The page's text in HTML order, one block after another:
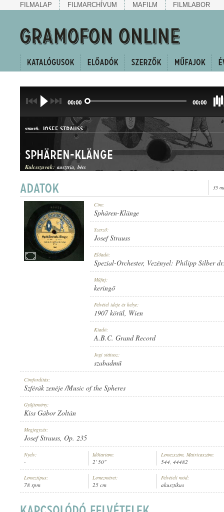
FILMALAP FILMARCHÍVUM MAFILM FILMLABOR
00:00 00:00
SPEZIAL-ORCHESTER, VEZÉNYEL: PHILIPP SILBER DR.
SZERZŐ: JOSEF STRAUSS
KERINGŐ
A.B.C. GRAND RECORD
LEMEZSZÁM:
Sphären-Klänge
Kulcsszavak: ausztria bécs
35
Cím:
Sphären-Klänge
Szerző:
Josef Strauss
Előadó:
Spezial-Orchester, Vezényel: Philipp Silber dr.
Műfaj:
keringő
Felvétel ideje és helye:
1907 körül, Wien
Kiadó:
A.B.C. Grand Record
Jogi státusz:
szabadmű
Címfordítás:
Szférák zenéje /Music of the Spheres
Gyűjtemény:
Kiss Gábor Zoltán
Megjegyzés:
Josef Strauss, Op. 235
Nyelv:
-
Időtartam:
2' 50"
Lemezszám, Matricaszám:
544, 44482
Lemeztípus:
78 rpm
Lemezméret:
25 cm
Felvételi mód:
akusztikus